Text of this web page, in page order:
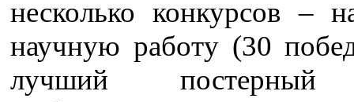
несколько конкурсов –
научную работу (30
лучший постерный